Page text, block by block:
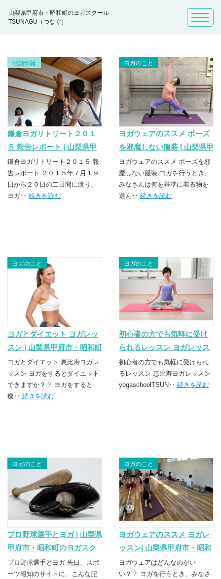
山梨県甲府市・昭和町のヨガスクール
TSUNAGU（つなぐ）
活動情報
鎌倉ヨガリトリート２０１
５ 報告レポート | 山梨県甲
府市・昭和町のヨガスクー
ル TSUNAGU（つなぐ）
鎌倉ヨガリトリート２０１５ 報
告レポート ２０１５年７月１９
日から２０日の二日間に渡り、
ヨガ‥ 続きを読む
ヨガのこと
ヨガウェアのススメ ポーズ
を邪魔しない服装 | 山梨県甲
府市・昭和町のヨガスクー
ル TSUNAGU（つなぐ）
ヨガウェアのススメ ポーズを邪
魔しない服装 ヨガを行うとき、
みなさんは何を基準に着る物を
選ん‥ 続きを読む
ヨガのこと
ヨガとダイエット ヨガレッ
スン | 山梨県甲府市・昭和町
のヨガスクール
TSUNAGU（つなぐ）
ヨガとダイエット 恵比寿ヨガレ
ッスン ヨガをするとダイエット
できますか？？ ヨガをすると
痩‥ 続きを読む
ヨガのこと
初心者の方でも気軽に受け
られるレッスン ヨガレッス
ン | 山梨県甲府市・昭和町の
ヨガスクール
TSUNAGU（つなぐ）
初心者の方でも気軽に受けられ
るレッスン 恵比寿ヨガレッスン
yogaschoolTSUN‥ 続きを読む
ヨガのこと
プロ野球選手とヨガ | 山梨県
甲府市・昭和町のヨガスク
ール TSUNAGU（つなぐ）
プロ野球選手とヨガ 先日、スポ
ーツ報知のサイトに、こんな記
ヨガのこと
ヨガウェアのススメ ヨガレ
ッスン| 山梨県甲府市・昭和
町のヨガスクール
TSUNAGU（つなぐ）
ヨガウェアはどんなのがい
い？？ ヨガを行うとき、みなさ